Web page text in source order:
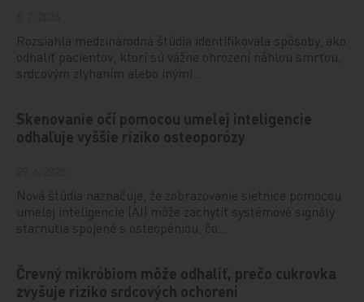
Rozsiahla medzinárodná štúdia identifikovala spôsoby, ako
odhaliť pacientov, ktorí sú vážne ohrození náhlou smrťou,
srdcovým zlyhaním alebo inými…
Skenovanie očí pomocou umelej inteligencie
odhaľuje vyššie riziko osteoporózy
Nová štúdia naznačuje, že zobrazovanie sietnice pomocou
umelej inteligencie (AI) môže zachytiť systémové signály
starnutia spojené s osteopéniou, čo…
Črevný mikróbiom môže odhaliť, prečo cukrovka
zvyšuje riziko srdcových ochorení